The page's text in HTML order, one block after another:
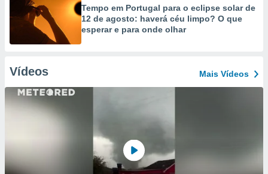
Tempo em Portugal para o eclipse solar de
12 de agosto: haverá céu limpo? O que
esperar e para onde olhar
Vídeos Mais Vídeos